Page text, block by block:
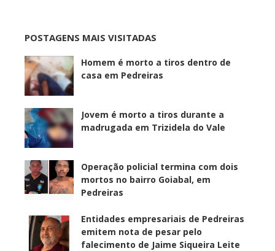
POSTAGENS MAIS VISITADAS
Homem é morto a tiros dentro de
casa em Pedreiras
Jovem é morto a tiros durante a
madrugada em Trizidela do Vale
Operação policial termina com dois
mortos no bairro Goiabal, em
Pedreiras
Entidades empresariais de Pedreiras
emitem nota de pesar pelo
falecimento de Jaime Siqueira Leite